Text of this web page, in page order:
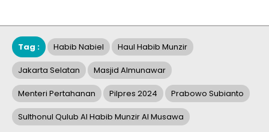
Tag : Habib Nabiel Haul Habib Munzir
Jakarta Selatan Masjid Almunawar
Menteri Pertahanan Pilpres 2024 Prabowo Subianto
Sulthonul Qulub Al Habib Munzir Al Musawa